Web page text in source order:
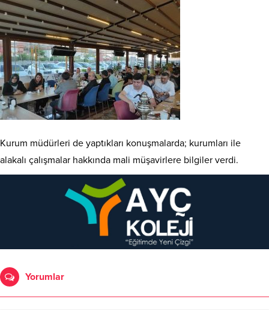
Kurum müdürleri de yaptıkları konuşmalarda; kurumları ile
alakalı çalışmalar hakkında mali müşavirlere bilgiler verdi.
Yorumlar